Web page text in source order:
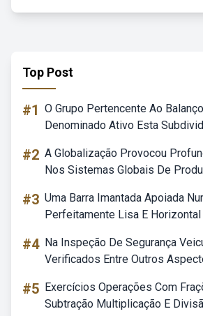
Top Post
#1 O Grupo Pertencente Ao
Denominado Ativo Esta
#2 A Globalização Provocou
Nos Sistemas Globais De
#3 Uma Barra Imantada Apoiada
Perfeitamente Lisa E Horizontal
#4 Na Inspeção De Segurança
Verificados Entre Outros
#5 Exercícios Operações Com
Subtração Multiplicação E